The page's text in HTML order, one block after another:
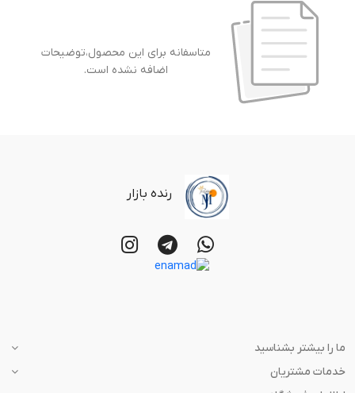
متاسفانه برای این محصول،توضیحات
اضافه نشده است.
رنده بازار
ما را بیشتر بشناسید
خدمات مشتریان